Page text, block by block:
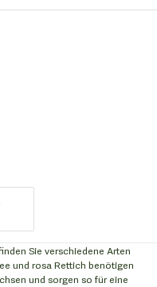
Sie verschiedene Arten
und rosa Rettich benötigen
und sorgen so für eine